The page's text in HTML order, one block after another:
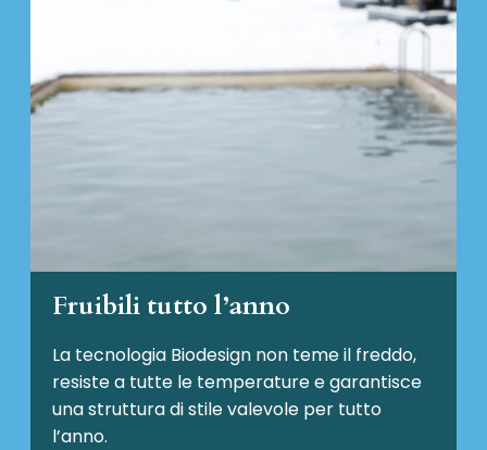
Fruibili tutto l’anno
La tecnologia Biodesign non teme il freddo,
resiste a tutte le temperature e garantisce
una struttura di stile valevole per tutto
l’anno.